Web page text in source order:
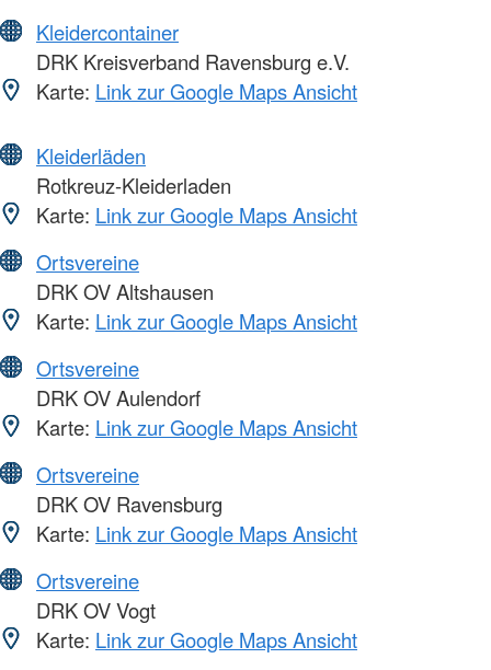
Kleidercontainer
DRK Kreisverband Ravensburg e.V.
Karte: Link zur Google Maps Ansicht
Kleiderläden
Rotkreuz-Kleiderladen
Karte: Link zur Google Maps Ansicht
Ortsvereine
DRK OV Altshausen
Karte: Link zur Google Maps Ansicht
Ortsvereine
DRK OV Aulendorf
Karte: Link zur Google Maps Ansicht
Ortsvereine
DRK OV Ravensburg
Karte: Link zur Google Maps Ansicht
Ortsvereine
DRK OV Vogt
Karte: Link zur Google Maps Ansicht